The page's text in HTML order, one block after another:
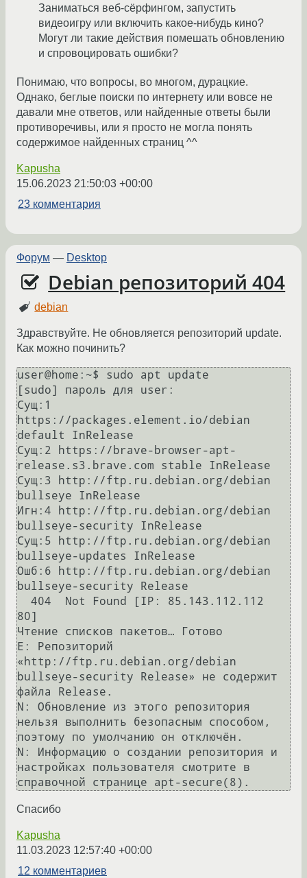
Заниматься веб-сёрфингом, запустить
видеоигру или включить какое-нибудь кино?
Могут ли такие действия помешать обновлению
и спровоцировать ошибки?
Понимаю, что вопросы, во многом, дурацкие.
Однако, беглые поиски по интернету или вовсе не
давали мне ответов, или найденные ответы были
противоречивы, или я просто не могла понять
содержимое найденных страниц ^^
Kapusha
15.06.2023 21:50:03 +00:00
23 комментария
Форум — Desktop
Debian репозиторий 404
debian
Здравствуйте. Не обновляется репозиторий update.
Как можно починить?
user@home:~$ sudo apt update
[sudo] пароль для user:
Сущ:1
https://packages.element.io/debian
default InRelease
Сущ:2 https://brave-browser-apt-
release.s3.brave.com stable InRelease
Сущ:3 http://ftp.ru.debian.org/debian
bullseye InRelease
Игн:4 http://ftp.ru.debian.org/debian
bullseye-security InRelease
Сущ:5 http://ftp.ru.debian.org/debian
bullseye-updates InRelease
Ошб:6 http://ftp.ru.debian.org/debian
bullseye-security Release
80]
Чтение списков пакетов… Готово
E: Репозиторий
«http://ftp.ru.debian.org/debian
bullseye-security Release» не содержит
файла Release.
N: Обновление из этого репозитория
нельзя выполнить безопасным способом,
поэтому по умолчанию он отключён.
N: Информацию о создании репозитория и
настройках пользователя смотрите в
Спасибо
Kapusha
11.03.2023 12:57:40 +00:00
12 комментариев